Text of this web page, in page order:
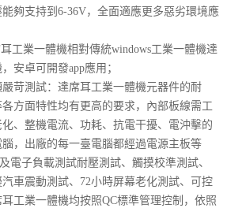
夠支持到6-36V，全面適應更多惡劣環境應
工業一體機相對傳統windows工業一體機達
安卓可開發app應用；
苛測試：達席耳工業一體機元器件的耐
方面特性均有更高的要求，內部板線需工
、整機電流、功耗、抗電干擾、電沖擊的
，出廠的每一臺電腦都經過電源主板等
電子負載測試耐壓測試、觸摸校準測試、
車震動測試、72小時屏幕老化測試、可控
工業一體機均按照QC標準管理控制，依照